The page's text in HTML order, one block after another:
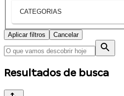
CATEGORIAS
Aplicar filtros Cancelar
Resultados de busca